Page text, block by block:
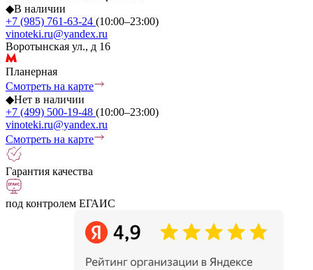
◆В наличии
+7 (985) 761-63-24 (10:00–23:00)
vinoteki.ru@yandex.ru
Воротынская ул., д 16
Планерная
Смотреть на карте
◆Нет в наличии
+7 (499) 500-19-48 (10:00–23:00)
vinoteki.ru@yandex.ru
Смотреть на карте
Гарантия качества
под контролем ЕГАИС